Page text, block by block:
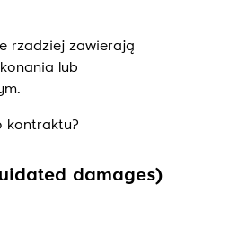
rzadziej zawierają
lub
kontraktu?
damages)